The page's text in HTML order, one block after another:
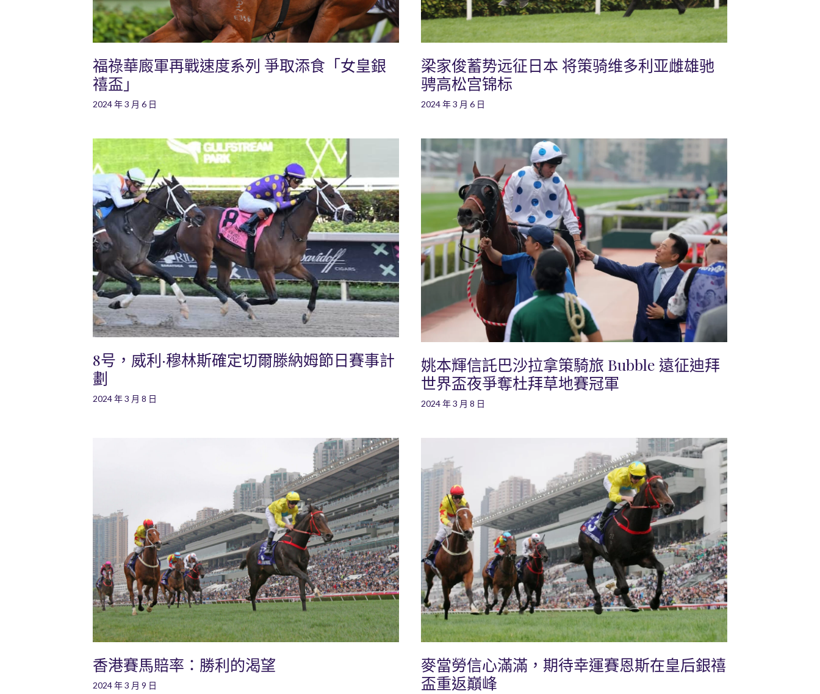
福祿華廄軍再戰速度系列 爭取添食「女皇銀
禧盃」
2024 年 3 月 6 日
梁家俊蓄势远征日本 将策骑维多利亚雌雄驰
骋高松宫锦标
2024 年 3 月 6 日
8号，威利·穆林斯確定切爾滕納姆節日賽事計
劃
2024 年 3 月 8 日
姚本輝信託巴沙拉拿策騎旅 Bubble 遠征迪拜
世界盃夜爭奪杜拜草地賽冠軍
2024 年 3 月 8 日
香港賽馬賠率：勝利的渴望
2024 年 3 月 9 日
麥當勞信心滿滿，期待幸運賽恩斯在皇后銀禧
盃重返巔峰